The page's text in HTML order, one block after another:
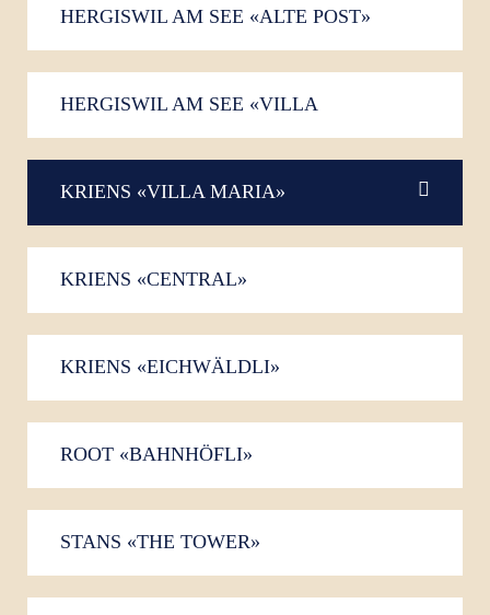
HERGISWIL AM SEE «ALTE POST»
HERGISWIL AM SEE «VILLA
KRIENS «VILLA MARIA»
KRIENS «CENTRAL»
KRIENS «EICHWÄLDLI»
ROOT «BAHNHÖFLI»
STANS «THE TOWER»